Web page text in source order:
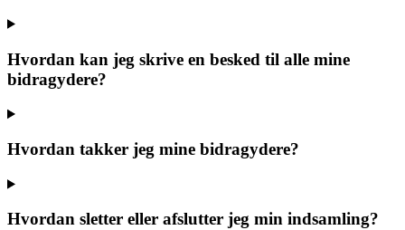
Hvordan kan jeg skrive en besked til alle mine
bidragydere?
Hvordan takker jeg mine bidragydere?
Hvordan sletter eller afslutter jeg min indsamling?